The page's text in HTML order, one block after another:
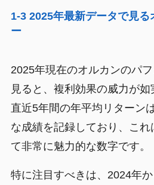
1-3 2025年最新データで見る
ー
2025年現在のオルカンのパ
見ると、複利効果の威力が如
直近5年間の年平均リターン
な成績を記録しており、こ
て非常に魅力的な数字です。
特に注目すべきは、2024年